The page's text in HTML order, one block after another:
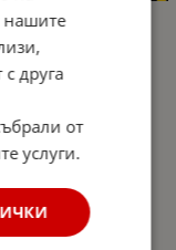
от
H7,
фара, без да
нашите
друга
от
услуги.